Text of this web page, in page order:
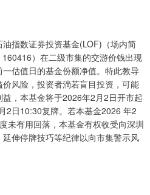
指数证券投资基金(LOF)（场内简
）在二级市集的交游价钱出现
估值日的基金份额净值。特此教导
风险，投资者淌若盲目投资，可能
，本基金将于2026年2月2日开市起
2日10:30复牌。若本基金2026 年2
未有用回落，本基金有权收受向深圳
伸停牌技巧等纪律以向市集警示风